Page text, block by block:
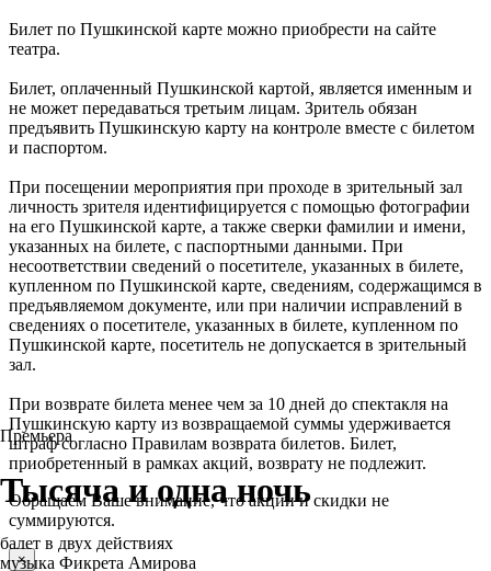
Премьера
Тысяча и одна ночь
балет в двух действиях
музыка Фикрета Амирова
Билет по Пушкинской карте можно приобрести на сайте
театра.
Билет, оплаченный Пушкинской картой, является именным и
не может передаваться третьим лицам. Зритель обязан
предъявить Пушкинскую карту на контроле вместе с билетом
и паспортом.
При посещении мероприятия при проходе в зрительный зал
личность зрителя идентифицируется с помощью фотографии
на его Пушкинской карте, а также сверки фамилии и имени,
указанных на билете, с паспортными данными. При
несоответствии сведений о посетителе, указанных в билете,
купленном по Пушкинской карте, сведениям, содержащимся в
предъявляемом документе, или при наличии исправлений в
сведениях о посетителе, указанных в билете, купленном по
Пушкинской карте, посетитель не допускается в зрительный
зал.
При возврате билета менее чем за 10 дней до спектакля на
Пушкинскую карту из возвращаемой суммы удерживается
штраф согласно Правилам возврата билетов. Билет,
приобретенный в рамках акций, возврату не подлежит.
Обращаем Ваше внимание, что акции и скидки не
суммируются.
×